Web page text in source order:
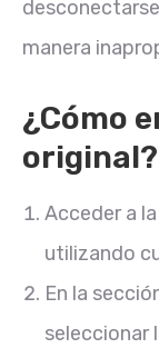
manera
¿Cómo
original?
Acceder a
utilizando
En la
seleccionar